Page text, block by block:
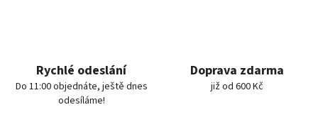
Rychlé odeslání
Do 11:00 objednáte, ještě dnes
odesíláme!
Doprava zdarma
již od 600 Kč